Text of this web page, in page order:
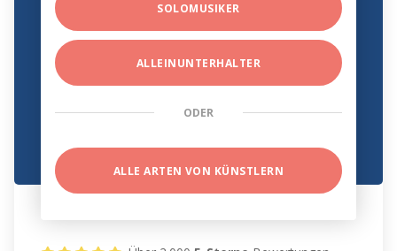
SOLOMUSIKER
ALLEINUNTERHALTER
ODER
ALLE ARTEN VON KÜNSTLERN